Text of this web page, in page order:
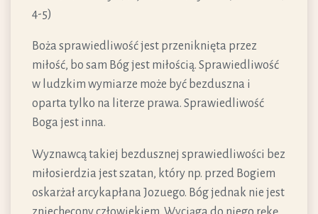
4-5)
Boża sprawiedliwość jest przeniknięta przez
miłość, bo sam Bóg jest miłością. Sprawiedliwość
w ludzkim wymiarze może być bezduszna i
oparta tylko na literze prawa. Sprawiedliwość
Boga jest inna.
Wyznawcą takiej bezdusznej sprawiedliwości bez
miłosierdzia jest szatan, który np. przed Bogiem
oskarżał arcykapłana Jozuego. Bóg jednak nie jest